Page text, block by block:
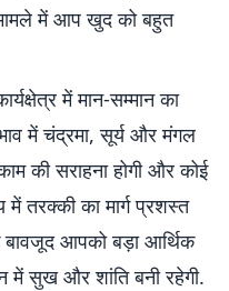
में आप खुद को बहुत
में मान-सम्मान का
में चंद्रमा, सूर्य और मंगल
की सराहना होगी और कोई
में तरक्की का मार्ग प्रशस्त
बावजूद आपको बड़ा आर्थिक
में सुख और शांति बनी रहेगी.